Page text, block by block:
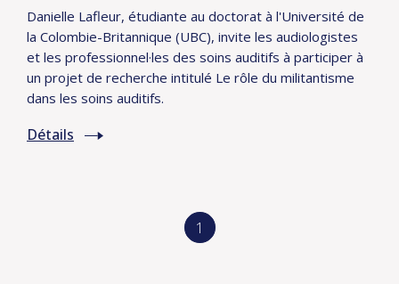
Danielle Lafleur, étudiante au doctorat à l'Université de
la Colombie-Britannique (UBC), invite les audiologistes
et les professionnel·les des soins auditifs à participer à
un projet de recherche intitulé Le rôle du militantisme
dans les soins auditifs.
Détails
1